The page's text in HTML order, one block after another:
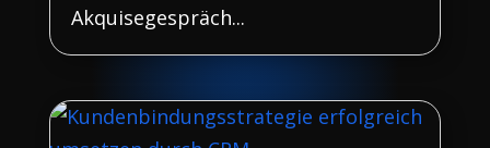
Akquisegespräch...